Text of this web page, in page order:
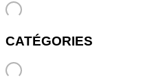
CATÉGORIES